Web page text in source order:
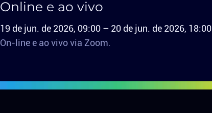
Online e ao vivo
19 de jun. de 2026, 09:00 – 20 de jun. de 2026, 18:00
On-line e ao vivo via Zoom.